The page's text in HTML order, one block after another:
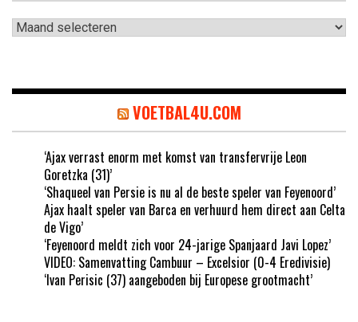
Archieven
VOETBAL4U.COM
‘Ajax verrast enorm met komst van transfervrije Leon
Goretzka (31)’
‘Shaqueel van Persie is nu al de beste speler van Feyenoord’
Ajax haalt speler van Barca en verhuurd hem direct aan Celta
de Vigo’
‘Feyenoord meldt zich voor 24-jarige Spanjaard Javi Lopez’
VIDEO: Samenvatting Cambuur – Excelsior (0-4 Eredivisie)
‘Ivan Perisic (37) aangeboden bij Europese grootmacht’